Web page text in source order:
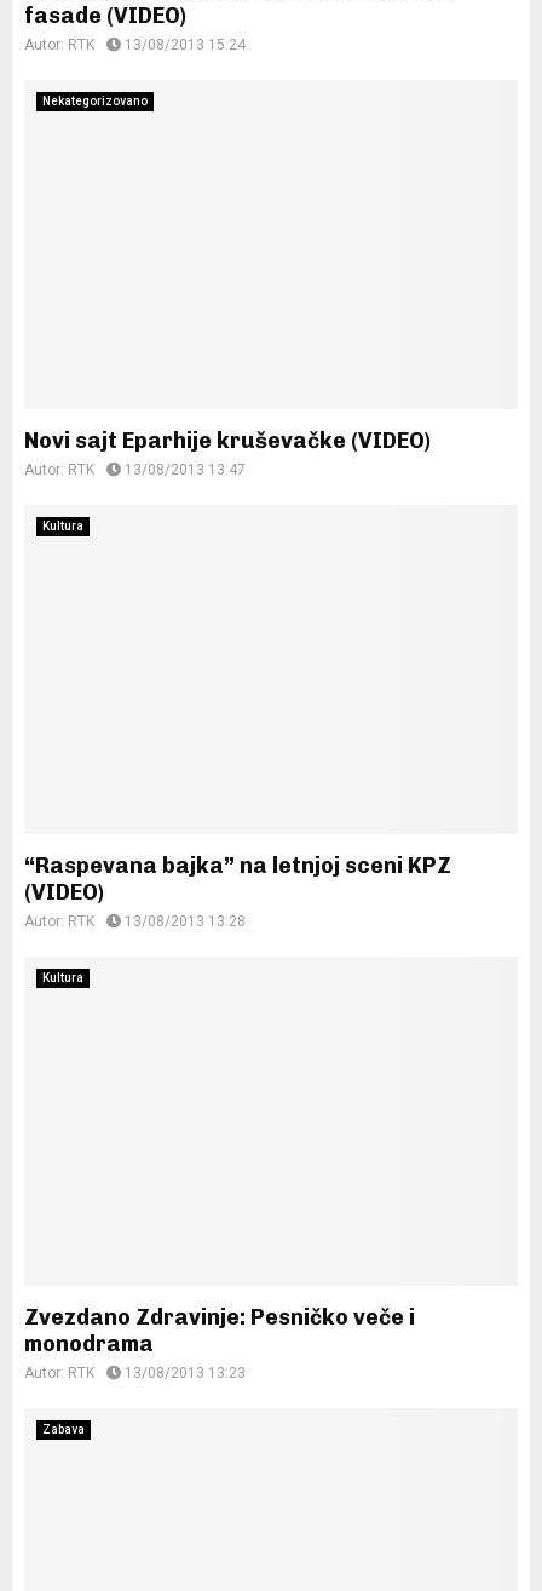
fasade (VIDEO)
Autor: RTK 13/08/2013 15:24
Nekategorizovano
Novi sajt Eparhije kruševačke (VIDEO)
Autor: RTK 13/08/2013 13:47
Kultura
“Raspevana bajka” na letnjoj sceni KPZ
(VIDEO)
Autor: RTK 13/08/2013 13:28
Kultura
Zvezdano Zdravinje: Pesničko veče i
monodrama
Autor: RTK 13/08/2013 13:23
Zabava